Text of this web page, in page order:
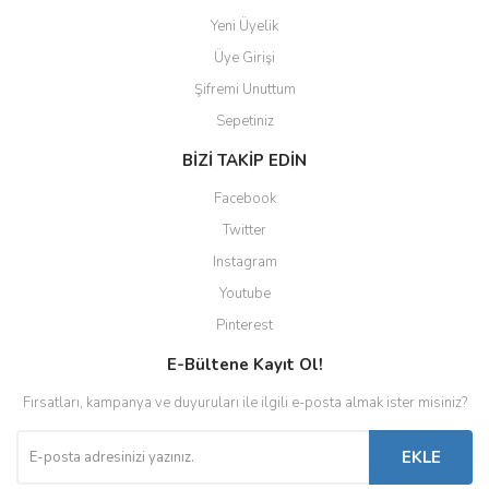
Yeni Üyelik
Üye Girişi
Şifremi Unuttum
Sepetiniz
BİZİ TAKİP EDİN
Facebook
Twitter
Instagram
Youtube
Pinterest
E-Bültene Kayıt Ol!
Fırsatları, kampanya ve duyuruları ile ilgili e-posta almak ister misiniz?
EKLE